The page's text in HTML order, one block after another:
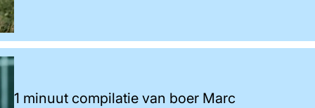
1 minuut compilatie van boer Marc